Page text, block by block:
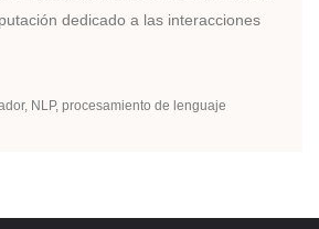
dedicado a las interacciones
NLP procesamiento de lenguaje